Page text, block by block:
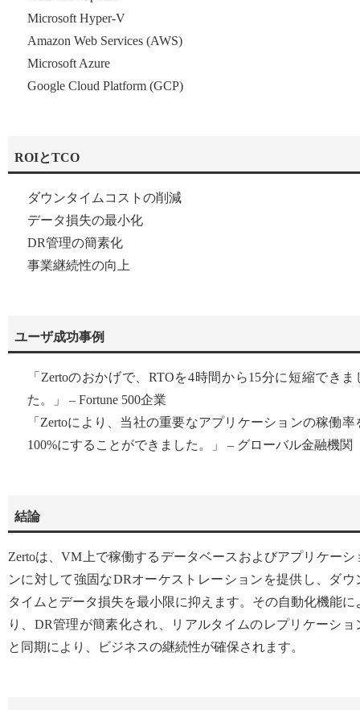
Microsoft Hyper-V
Amazon Web Services (AWS)
Microsoft Azure
Google Cloud Platform (GCP)
ROIとTCO
ダウンタイムコストの削減
データ損失の最小化
DR管理の簡素化
事業継続性の向上
ユーザ成功事例
「Zertoのおかげで、RTOを4時間から15分に短縮できま
た。」 – Fortune 500企業
「Zertoにより、当社の重要なアプリケーションの稼働率
100%にすることができました。」 – グローバル金融機関
結論
Zertoは、VM上で稼働するデータベースおよびアプリケーシ
ンに対して強固なDRオーケストレーションを提供し、ダウ
タイムとデータ損失を最小限に抑えます。その自動化機能に
り、DR管理が簡素化され、リアルタイムのレプリケーショ
と同期により、ビジネスの継続性が確保されます。